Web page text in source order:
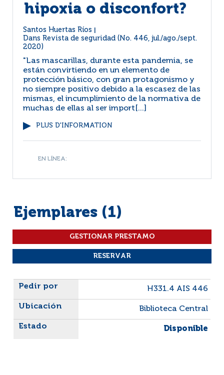
hipoxia o disconfort?
Santos Huertas Ríos
Dans Revista de seguridad (No. 446, jul./ago./sept.
2020)
"Las mascarillas, durante esta pandemia, se
están convirtiendo en un elemento de
protección básico, con gran protagonismo y
no siempre positivo debido a la escasez de las
mismas, el incumplimiento de la normativa de
muchas de ellas al ser import[...]
PLUS D'INFORMATION
EN LÍNEA:
Ejemplares (1)
Liste des exemplaires
H331.4 AIS 446
Biblioteca Central
Disponible